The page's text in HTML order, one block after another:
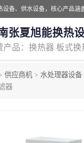
张夏旭能换热
供应商机 > 水处理器设备
器